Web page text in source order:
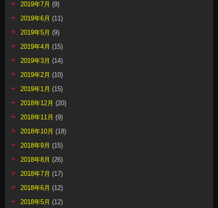
2019年7月 (9)
2019年6月 (11)
2019年5月 (9)
2019年4月 (15)
2019年3月 (14)
2019年2月 (10)
2019年1月 (15)
2018年12月 (20)
2018年11月 (9)
2018年10月 (18)
2018年9月 (15)
2018年8月 (26)
2018年7月 (17)
2018年6月 (12)
2018年5月 (12)